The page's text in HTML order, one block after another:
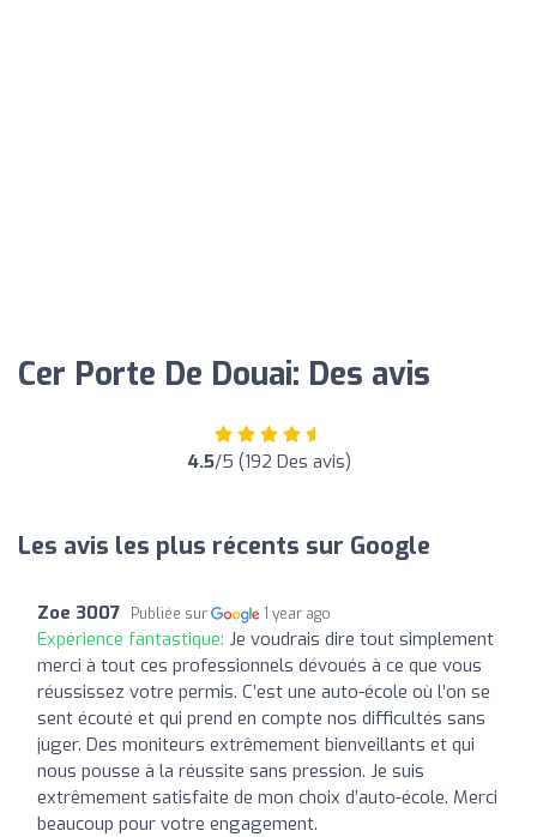
Cer Porte De Douai: Des avis
4.5/5 (192 Des avis)
Les avis les plus récents sur Google
Zoe 3007 Publiée sur 1 year ago
Expérience fantastique: Je voudrais dire tout simplement
merci à tout ces professionnels dévoués à ce que vous
réussissez votre permis. C’est une auto-école où l’on se
sent écouté et qui prend en compte nos difficultés sans
juger. Des moniteurs extrêmement bienveillants et qui
nous pousse à la réussite sans pression. Je suis
extrêmement satisfaite de mon choix d’auto-école. Merci
beaucoup pour votre engagement.